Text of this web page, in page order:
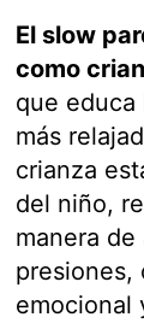
El slow
como
que educa
más
crianza
del niño,
manera
presiones,
emocional